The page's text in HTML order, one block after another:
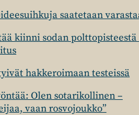
saatetaan
kiinni sodan polttopisteestä
hakkeroimaan testeissä
Olen sotarikollinen –
vaan rosvojoukko”